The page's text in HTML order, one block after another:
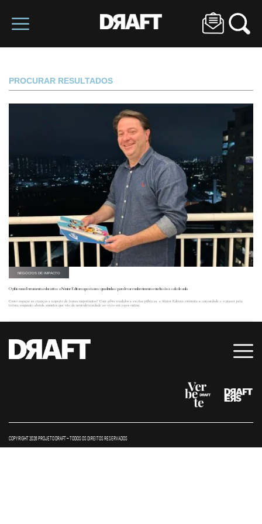
PROCURAR RESULTADOS
NEGÓCIOS DE IMPACTO
O gibi como ferramenta educativa: a Sênior Editora aposta nos quadrinhos para levar conhecimento e inclusão à sala de aula
Como engajar as crianças a respeito de temas importantes? Com gibis vendidos a escolas públicas, a Sênior Editora estimula a curiosidade e o prazer pela
leitura enquanto aborda assuntos que vão da neurodiversidade ao vício em jogos online.
COPYRIGHT 2026 PROJETO DRAFT – TODOS OS DIREITOS RESERVADOS